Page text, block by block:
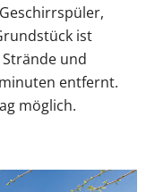
ist
und
entfernt.
möglich.